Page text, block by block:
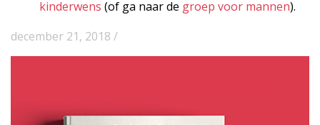
kinderwens (of ga naar de groep voor mannen).
december 21, 2018 /